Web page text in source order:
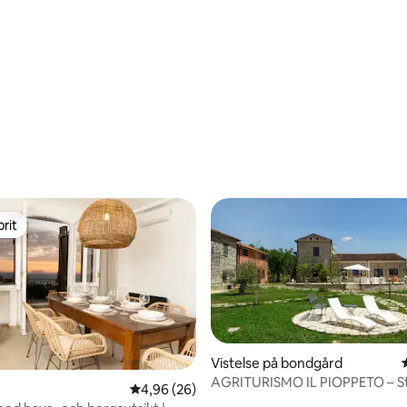
betyg, 70 omdömen
4,96 av 5 i genomsnittligt betyg, 26
4,96 (26)
Vistelse på bondgård
AGRITURISMO IL PIOPPETO –